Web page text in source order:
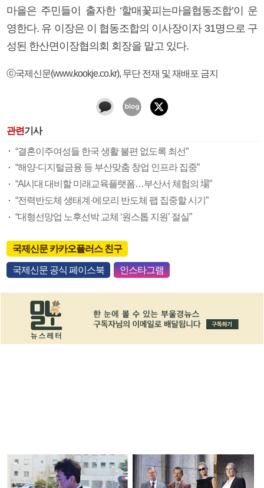
마을은 주민들이 출자한 ‘할매꽃피는마을협동조합’이 운
영한다. 유 이장은 이 협동조합의 이사장이자 31명으로 구
성된 한산면이장협의회 회장을 맡고 있다.
ⓒ국제신문(www.kookje.co.kr), 무단 전재 및 재배포 금지
관련기사
“결혼이주여성들 한국 생활 불편 없도록 최선”
“해양·디지털금융 등 부산맞춤 창업 인프라 집중”
“AI시대 대비할 미래교육플랫폼…부산서 체험의 場”
“전력반도체 생태계·메모리 반도체 팹 집중할 시기”
“대형선망업 노후선박 교체 ‘원스톱 지원’ 절실”
국제신문 카카오플러스 친구
국제신문 공식 페이스북 인스타그램